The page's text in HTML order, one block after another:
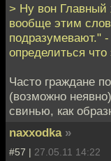
> Ну вон Главный
вообще этим
подразумевают."
определиться что
Часто граждане
(возможно
свинью, как
naxxodka »
#57 | 27.05.11 14:22